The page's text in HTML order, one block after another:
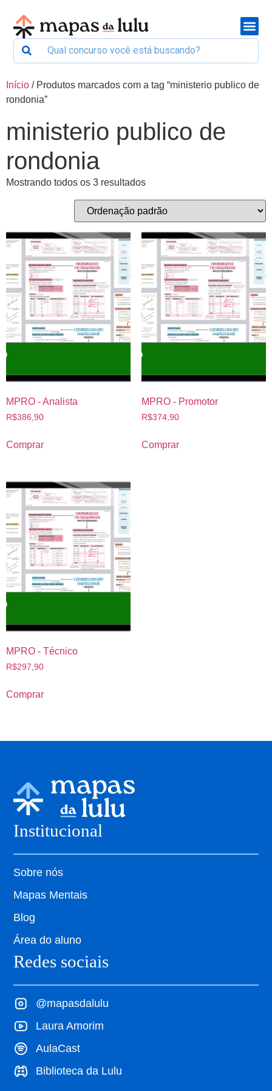
Início / Produtos marcados com a tag “ministerio publico de
rondonia”
ministerio publico de
rondonia
Mostrando todos os 3 resultados
MPRO - Analista
R$386,90
Comprar
MPRO - Promotor
R$374,90
Comprar
MPRO - Técnico
R$297,90
Comprar
Institucional
Sobre nós
Mapas Mentais
Blog
Área do aluno
Redes sociais
@mapasdalulu
Laura Amorim
AulaCast
Biblioteca da Lulu